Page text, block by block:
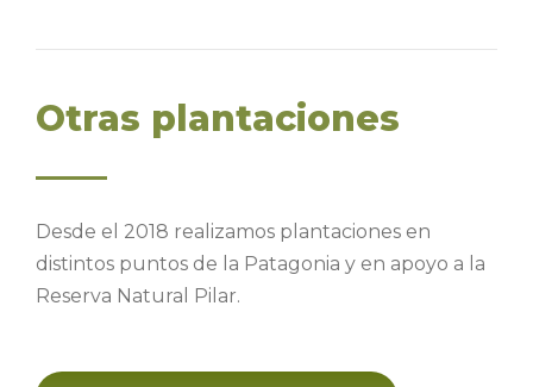
Otras plantaciones
Desde el 2018 realizamos plantaciones en
distintos puntos de la Patagonia y en apoyo a la
Reserva Natural Pilar.